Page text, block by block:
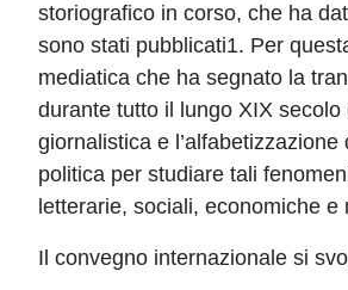
storiografico in corso, che ha
sono stati pubblicati1. Per
mediatica che ha segnato la
durante tutto il lungo XIX
giornalistica e
politica per studiare tali
letterarie, sociali, economiche
Il convegno internazionale si